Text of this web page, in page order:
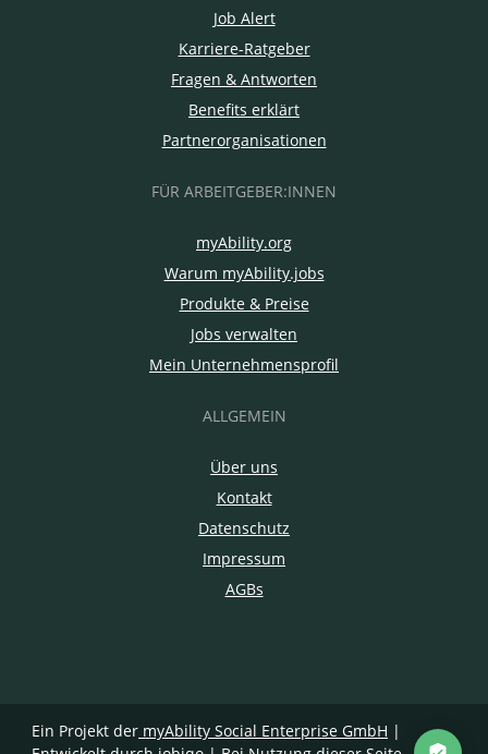
Job Alert
Karriere-Ratgeber
Fragen & Antworten
Benefits erklärt
Partnerorganisationen
FÜR ARBEITGEBER:INNEN
myAbility.org
Warum myAbility.jobs
Produkte & Preise
Jobs verwalten
Mein Unternehmensprofil
ALLGEMEIN
Über uns
Kontakt
Datenschutz
Impressum
AGBs
Ein Projekt der myAbility Social Enterprise GmbH |